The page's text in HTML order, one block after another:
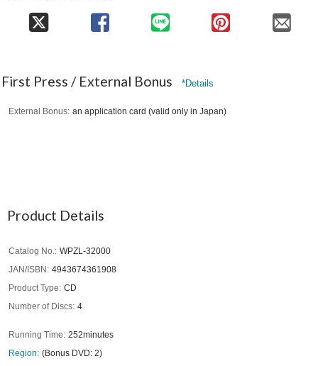
First Press / External Bonus *Details
External Bonus an application card (valid only in Japan)
Product Details
Catalog No.
WPZL-32000
JAN/ISBN
4943674361908
Product Type
CD
Number of Discs 4
Running Time
252minutes
Region
(Bonus DVD: 2)